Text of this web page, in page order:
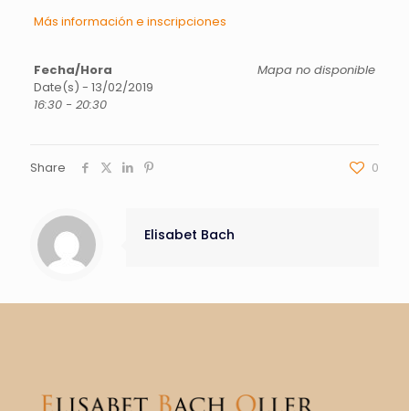
Más información e inscripciones
Mapa no disponible
Fecha/Hora
Date(s) - 13/02/2019
16:30 - 20:30
Share 0
Elisabet Bach